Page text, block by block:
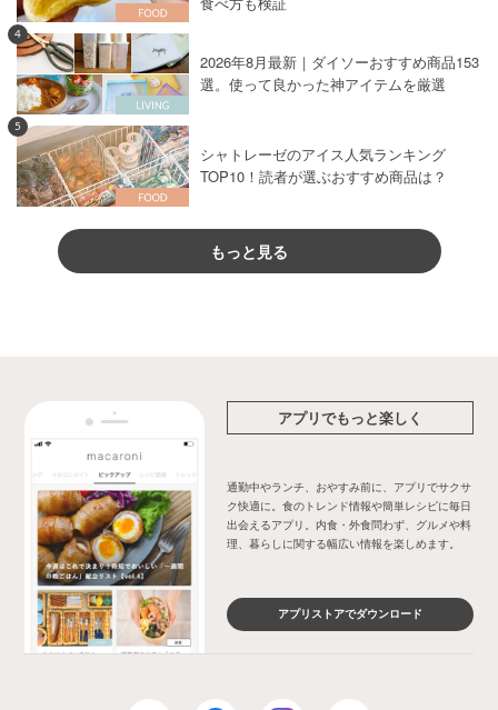
4
2026年8月最新｜ダイソーおすすめ商品153
選。使って良かった神アイテムを厳選
5
シャトレーゼのアイス人気ランキング
TOP10！読者が選ぶおすすめ商品は？
もっと見る
アプリでもっと楽しく
通勤中やランチ、おやすみ前に、アプリでサクサ
ク快適に。食のトレンド情報や簡単レシピに毎日
出会えるアプリ。内食・外食問わず、グルメや料
理、暮らしに関する幅広い情報を楽しめます。
アプリストアでダウンロード